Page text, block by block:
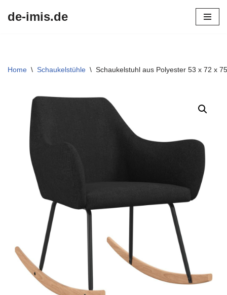
de-imis.de
Home \ Schaukelstühle \ Schaukelstuhl aus Polyester 53 x 72 x